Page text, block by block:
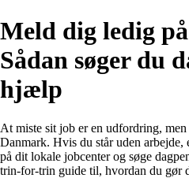
Meld dig ledig
Sådan søger du
hjælp
At miste sit job er en udfordring,
Danmark. Hvis du står uden
på dit lokale jobcenter og søge
trin-for-trin guide til, hvordan du gør